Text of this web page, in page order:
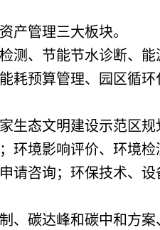
产管理三大板块。
测、节能节水诊断、
耗预算管理、园区循
生态文明建设示范区
环境影响评价、环境检
请咨询；环保技术、
、碳达峰和碳中和方案